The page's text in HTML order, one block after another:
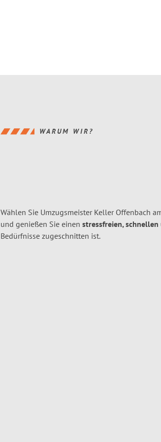
WARUM WIR?
Wählen Sie Umzugsmeister Keller Offenbach
und genießen Sie einen stressfreien,
Bedürfnisse zugeschnitten ist.